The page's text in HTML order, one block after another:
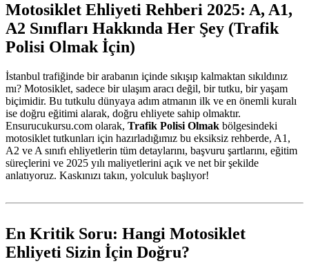
Motosiklet Ehliyeti Rehberi 2025: A, A1,
A2 Sınıfları Hakkında Her Şey (Trafik
Polisi Olmak İçin)
İstanbul trafiğinde bir arabanın içinde sıkışıp kalmaktan sıkıldınız
mı? Motosiklet, sadece bir ulaşım aracı değil, bir tutku, bir yaşam
biçimidir. Bu tutkulu dünyaya adım atmanın ilk ve en önemli kuralı
ise doğru eğitimi alarak, doğru ehliyete sahip olmaktır.
Ensurucukursu.com olarak, Trafik Polisi Olmak bölgesindeki
motosiklet tutkunları için hazırladığımız bu eksiksiz rehberde, A1,
A2 ve A sınıfı ehliyetlerin tüm detaylarını, başvuru şartlarını, eğitim
süreçlerini ve 2025 yılı maliyetlerini açık ve net bir şekilde
anlatıyoruz. Kaskınızı takın, yolculuk başlıyor!
En Kritik Soru: Hangi Motosiklet
Ehliyeti Sizin İçin Doğru?